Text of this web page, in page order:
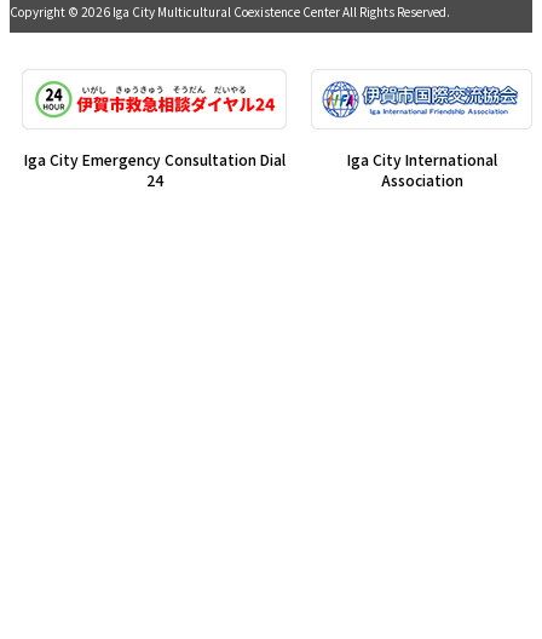
Copyright © 2026 Iga City Multicultural Coexistence Center All Rights Reserved.
Iga City Emergency Consultation Dial
24
Iga City International
Association